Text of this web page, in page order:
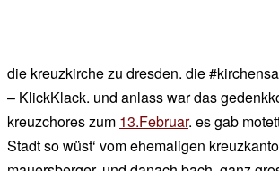
die kreuzkirche zu dresden. die
– KlickKlack. und anlass war das
kreuzchores zum 13.Februar. es gab
Stadt so wüst‘ vom ehemaligen